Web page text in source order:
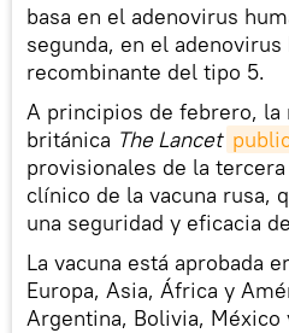
basa en el adenovirus
segunda, en el adenovirus
recombinante del tipo 5.
A principios de febrero,
británica The Lancet
provisionales de la
clínico de la vacuna rusa,
una seguridad y eficacia
La vacuna está aprobada
Europa, Asia, África y
Argentina, Bolivia, México